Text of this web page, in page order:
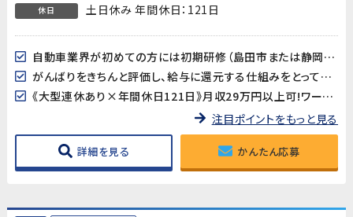
休日 土日休み 年間休日：121日
自動車業界が初めての方には初期研修（島田市または静岡市）もありますのでご安心ください!研修中寮費無料♪
がんばりをきちんと評価し、給与に還元する仕組みをとっています!
《大型連休あり×年間休日121日》月収29万円以上可!ワークライフバランスも取りやすい♪
注目ポイントをもっと見る
詳細を見る かんたん応募